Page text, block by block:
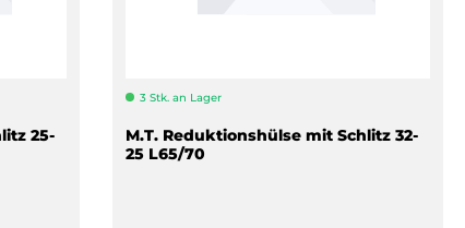
25-
3 Stk. an Lager
M.T. Reduktionshülse mit Schlitz 32-
25 L65/70